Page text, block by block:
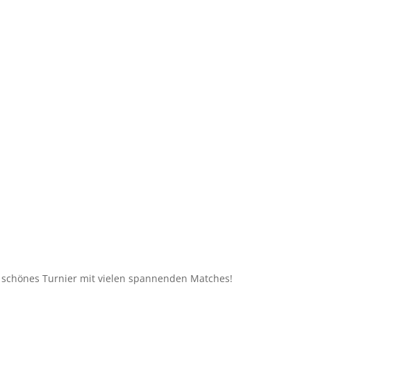
Turnier mit vielen spannenden Matches!